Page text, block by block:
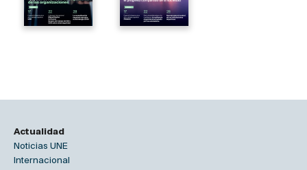
Actualidad
Noticias UNE
Internacional